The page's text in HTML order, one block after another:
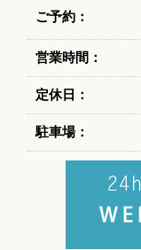
ご予約：
営業時間：
定休日：
駐車場：